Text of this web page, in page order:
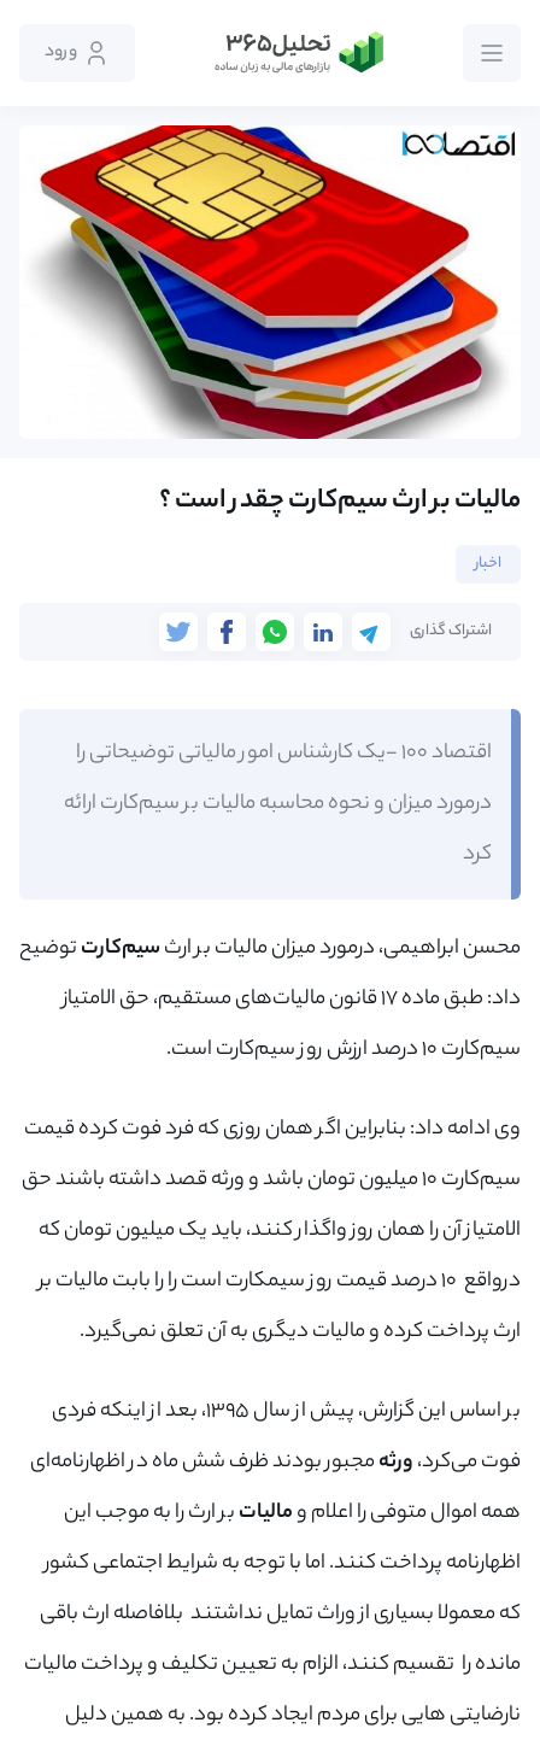
ورود
مالیات بر ارث سیم‌کارت چقدر است ؟
اخبار
اشتراک گذاری
اقتصاد 100 -یک کارشناس امور مالیاتی توضیحاتی را
درمورد میزان و نحوه محاسبه مالیات بر سیم‌کارت ارائه
کرد
محسن ابراهیمی، درمورد میزان مالیات بر ارثسیم‌کارت‌توضیح
داد: طبق ماده ۱۷ قانون مالیات‌های مستقیم، حق الامتیاز
سیم‌کارت ۱۰ درصد ارزش روز سیم‌کارت است.
وی ادامه داد: بنابراین اگر همان روزی که فرد فوت کرده قیمت
سیم‌کارت ۱۰ میلیون تومان باشد و ورثه قصد داشته باشند حق
الامتیاز آن را همان روز واگذار کنند، باید یک میلیون تومان که
درواقع ۱۰ درصد قیمت روز سیمکارت است را را بابت مالیات بر
ارث پرداخت کرده و مالیات دیگری به آن تعلق نمی‌گیرد.
بر اساس این گزارش، پیش از سال ۱۳۹۵، بعد از اینکه فردی
فوت می‌کرد،ورثهمجبور بودند ظرف شش ماه در اظهارنامه‌ای
همه اموال متوفی را اعلام ومالیاتبر ارث را به موجب این
اظهارنامه پرداخت کنند. اما با توجه به شرایط اجتماعی کشور
که معمولا بسیاری از وراث تمایل نداشتند بلافاصله ارث باقی
مانده را تقسیم کنند، الزام به تعیین تکلیف و پرداخت مالیات
نارضایتی هایی برای مردم ایجاد کرده بود. به همین دلیل